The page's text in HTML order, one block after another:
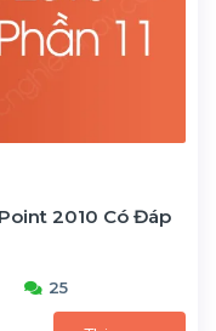
2010 Có Đáp
25